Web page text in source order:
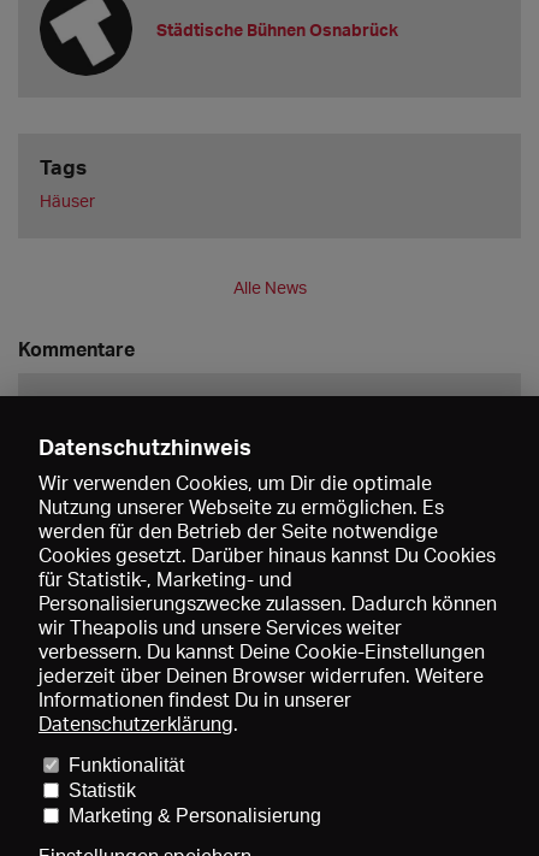
Städtische Bühnen Osnabrück
Tags
Häuser
Alle News
Kommentare
Speichern
Preise und Mitgliedschaften
Mediadaten
Über uns Impressum
Datenschutzhinweis
Wir verwenden Cookies, um Dir die optimale
Nutzung unserer Webseite zu ermöglichen. Es
werden für den Betrieb der Seite notwendige
Cookies gesetzt. Darüber hinaus kannst Du Cookies
für Statistik-, Marketing- und
Personalisierungszwecke zulassen. Dadurch können
wir Theapolis und unsere Services weiter
verbessern. Du kannst Deine Cookie-Einstellungen
jederzeit über Deinen Browser widerrufen. Weitere
Informationen findest Du in unserer
Datenschutzerklärung.
Funktionalität
Statistik
Marketing & Personalisierung